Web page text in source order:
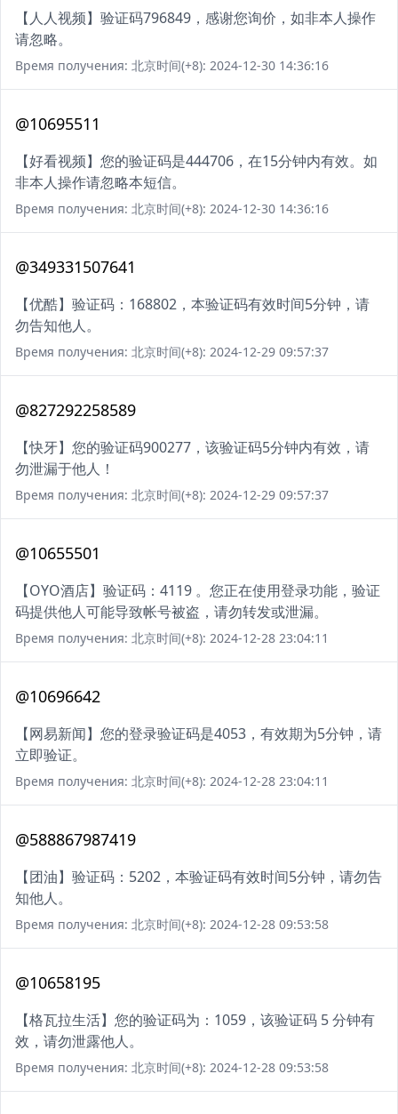
【人人视频】验证码796849，感谢您询价，如非本人操作
请忽略。
Время получения: 北京时间(+8): 2024-12-30 14:36:16
@10695511
【好看视频】您的验证码是444706，在15分钟内有效。如
非本人操作请忽略本短信。
Время получения: 北京时间(+8): 2024-12-30 14:36:16
@349331507641
【优酷】验证码：168802，本验证码有效时间5分钟，请
勿告知他人。
Время получения: 北京时间(+8): 2024-12-29 09:57:37
@827292258589
【快牙】您的验证码900277，该验证码5分钟内有效，请
勿泄漏于他人！
Время получения: 北京时间(+8): 2024-12-29 09:57:37
@10655501
【OYO酒店】验证码：4119 。您正在使用登录功能，验证
码提供他人可能导致帐号被盗，请勿转发或泄漏。
Время получения: 北京时间(+8): 2024-12-28 23:04:11
@10696642
【网易新闻】您的登录验证码是4053，有效期为5分钟，请
立即验证。
Время получения: 北京时间(+8): 2024-12-28 23:04:11
@588867987419
【团油】验证码：5202，本验证码有效时间5分钟，请勿告
知他人。
Время получения: 北京时间(+8): 2024-12-28 09:53:58
@10658195
【格瓦拉生活】您的验证码为：1059，该验证码 5 分钟有
效，请勿泄露他人。
Время получения: 北京时间(+8): 2024-12-28 09:53:58